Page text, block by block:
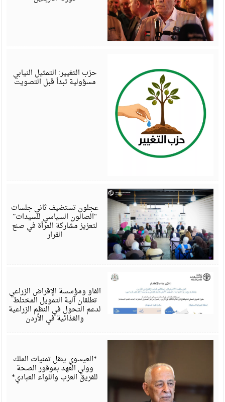
حزب التغيير: التمثيل النيابي
مسؤولية تبدأ قبل التصويت
عجلون تستضيف ثاني جلسات
“الصالون السياسي للسيدات”
لتعزيز مشاركة المرأة في صنع
القرار
الفاو ومؤسسة الإقراض الزراعي
تطلقان آلية التمويل المختلط
لدعم التحول في النظم الزراعية
والغذائية في الأردن
*العيسوي ينقل تمنيات الملك
وولي العهد بموفور الصحة
للفريق العزب واللواء العبادي*